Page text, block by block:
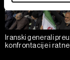
Find out more
and set your
Zajednički
Iranski generali
konfrontacije i